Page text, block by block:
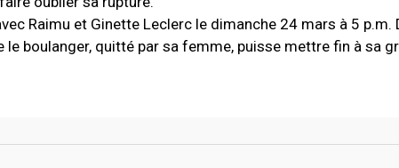
Raimu et Ginette Leclerc le dimanche 24 mars à 5 p.m.
boulanger, quitté par sa femme, puisse mettre fin à sa